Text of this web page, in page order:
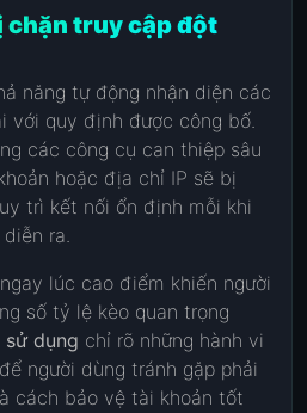
chặn truy cập đột
năng tự động nhận diện các
với quy định được công bố.
các công cụ can thiệp sâu
hoặc địa chỉ IP sẽ bị
trì kết nối ổn định mỗi khi
ra.
lúc cao điểm khiến người
số tỷ lệ kèo quan trọng
dụng chỉ rõ những hành vi
người dùng tránh gặp phải
cách bảo vệ tài khoản tốt